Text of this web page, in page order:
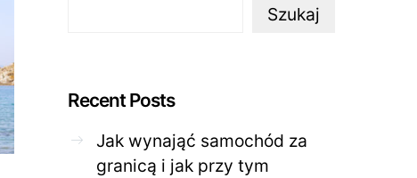
Szukaj
Recent Posts
Jak wynająć samochód za
granicą i jak przy tym